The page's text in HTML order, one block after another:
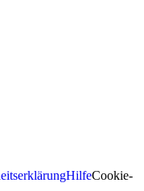
HilfeCookie-